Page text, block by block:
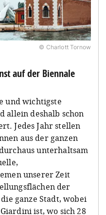
© Charlott Tornow
auf der Biennale
und wichtigste
allein deshalb schon
Jedes Jahr stellen
aus der ganzen
unterhaltsam
unserer Zeit
der
ganze Stadt, wobei
ist, wo sich 28